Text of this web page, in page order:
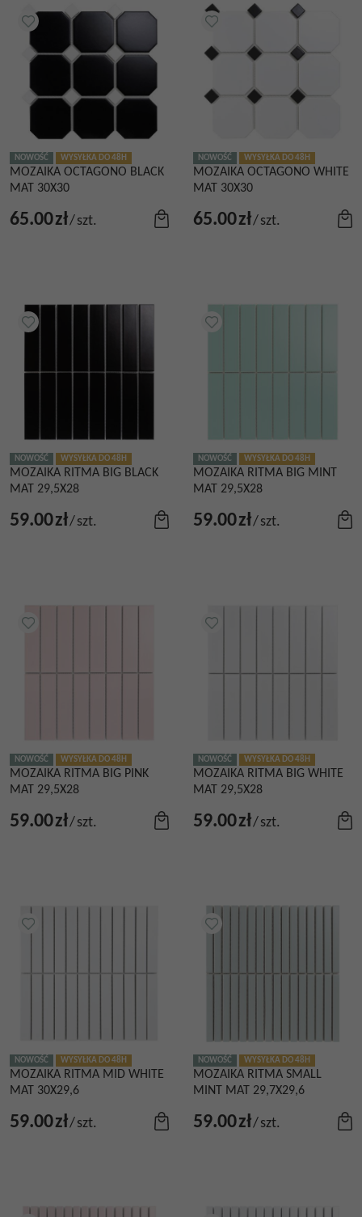
NOWOŚĆ WYSYŁKA DO 48H
MOZAIKA OCTAGONO BLACK
MAT 30X30
65.00zł/szt.
NOWOŚĆ WYSYŁKA DO 48H
MOZAIKA OCTAGONO WHITE
MAT 30X30
65.00zł/szt.
NOWOŚĆ WYSYŁKA DO 48H
MOZAIKA RITMA BIG BLACK
MAT 29,5X28
59.00zł/szt.
NOWOŚĆ WYSYŁKA DO 48H
MOZAIKA RITMA BIG MINT
MAT 29,5X28
59.00zł/szt.
NOWOŚĆ WYSYŁKA DO 48H
MOZAIKA RITMA BIG PINK
MAT 29,5X28
59.00zł/szt.
NOWOŚĆ WYSYŁKA DO 48H
MOZAIKA RITMA BIG WHITE
MAT 29,5X28
59.00zł/szt.
NOWOŚĆ WYSYŁKA DO 48H
MOZAIKA RITMA MID WHITE
MAT 30X29,6
59.00zł/szt.
NOWOŚĆ WYSYŁKA DO 48H
MOZAIKA RITMA SMALL
MINT MAT 29,7X29,6
59.00zł/szt.